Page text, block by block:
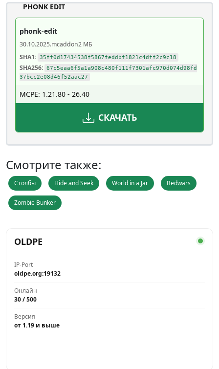
PHONK EDIT
phonk-edit
30.10.2025.mcaddon2 МБ
SHA1: 35ff0d17434538f5867feddbf1821c4dff2c9c18
SHA256: 67c5eaa6f5a1a908c480f111f7301afc970d074d98fd
37bcc2e08d46f52aac27
MCPE: 1.21.80 - 26.40
СКАЧАТЬ
Смотрите также:
Столбы Hide and Seek World in a Jar Bedwars
Zombie Bunker
OLDPE
IP-Port
oldpe.org:19132
Онлайн
30 / 500
Версия
от 1.19 и выше